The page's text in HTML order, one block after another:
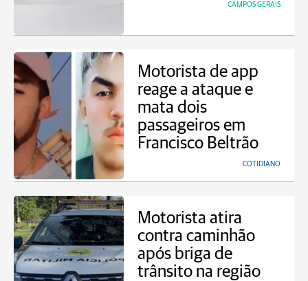
CAMPOS GERAIS
Motorista de app
reage a ataque e
mata dois
passageiros em
Francisco Beltrão
COTIDIANO
Motorista atira
contra caminhão
após briga de
trânsito na região